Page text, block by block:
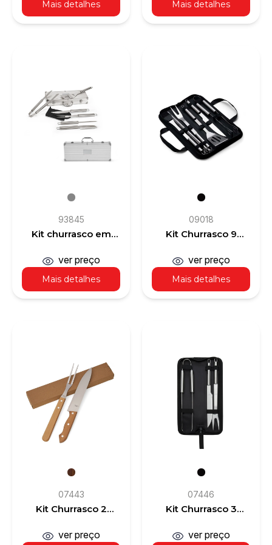
Mais detalhes Mais detalhes
93845
Kit churrasco em
com luva de cozinha
em poliéster e 6
utensílios em aço
inox
Mais detalhes
ver preço
09018
Kit Churrasco 9
Mais detalhes
ver preço
07443
Kit Churrasco 2
ver preço
07446
Kit Churrasco 3
ver preço